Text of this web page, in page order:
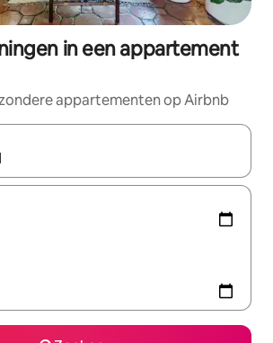
in een appartement
appartementen op Airbnb
beschikbaar zijn, maak je een keuze